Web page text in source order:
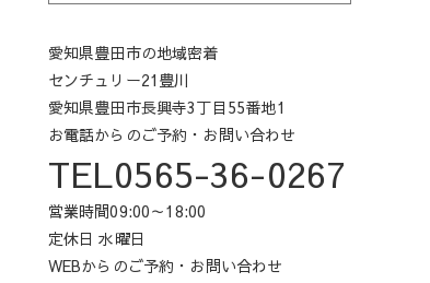
愛知県豊田市の地域密着
センチュリー21豊川
愛知県豊田市長興寺3丁目55番地1
お電話からのご予約・お問い合わせ
TEL0565-36-0267
営業時間09:00～18:00
定休日 水曜日
WEBからのご予約・お問い合わせ